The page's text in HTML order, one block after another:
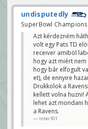
undisputedly
SuperBowl
Azt kérdezném
volt egy Pats TD
receiver amiböl
hogy azt miért
hogy bár elfogult
et), de ennyire
Drukkolok a
kellett volna huzni!
lehet azt mondani
a Ravens.
Inter101